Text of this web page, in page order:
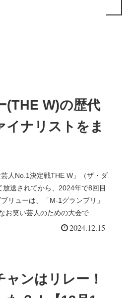
(THE W)の歴代
イナリストをま
人No.1決定戦THE W」（ザ・ダ
送されてから、2024年で8回目
リューは、「M-1グランプリ」
お笑い芸人のための大会で...
2024.12.15
ンはリレー！